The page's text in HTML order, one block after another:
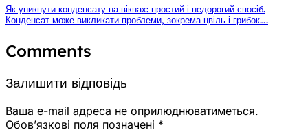
Як уникнути конденсату на вікнах: простий і недорогий спосіб.
Конденсат може викликати проблеми, зокрема цвіль і грибок….
Comments
Залишити відповідь
Ваша e-mail адреса не оприлюднюватиметься.
Обов’язкові поля позначені *